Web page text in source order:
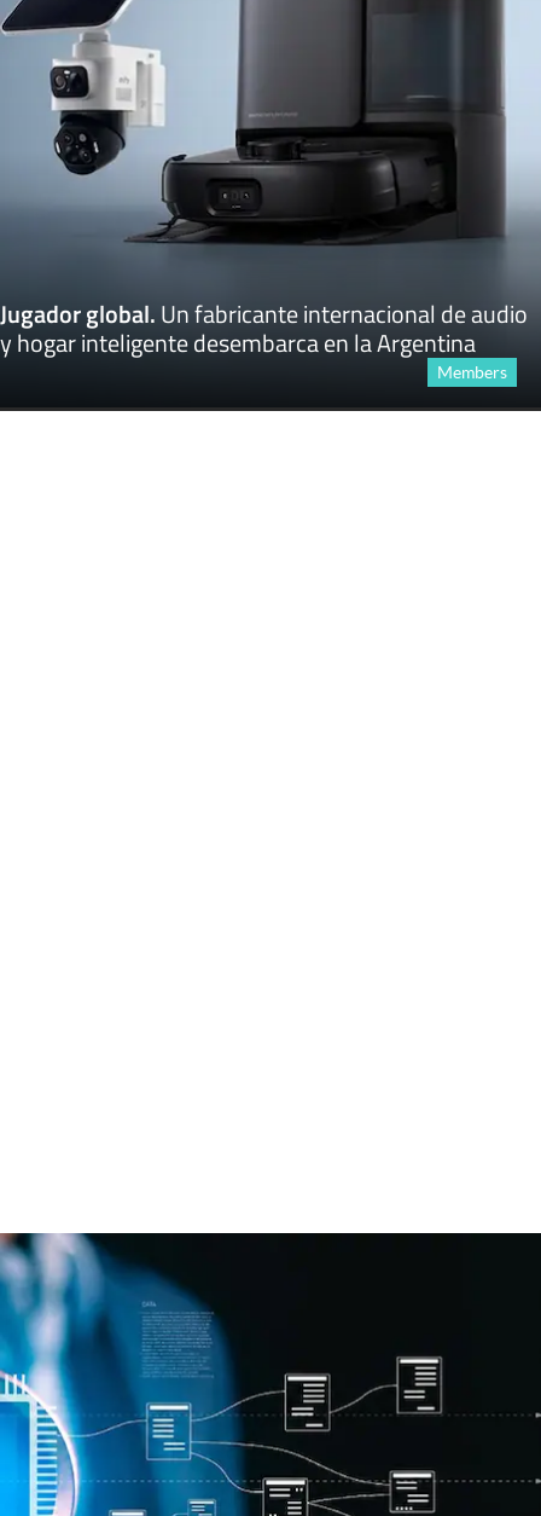
Jugador global.Un fabricante internacional de audio
y hogar inteligente desembarca en la Argentina
Members